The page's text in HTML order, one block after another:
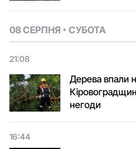
08 СЕРПНЯ СУБОТА
21:08
Дерева впали
негоди
16:44